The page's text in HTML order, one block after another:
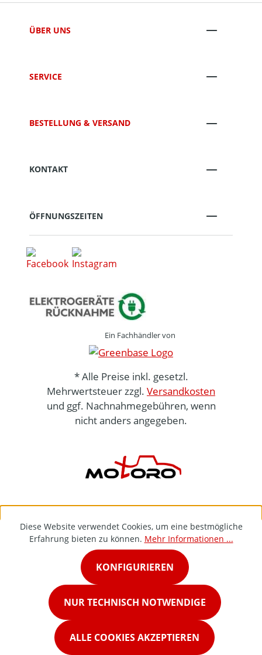
ÜBER UNS
SERVICE
BESTELLUNG & VERSAND
KONTAKT
ÖFFNUNGSZEITEN
Ein Fachhändler von
* Alle Preise inkl. gesetzl.
Mehrwertsteuer zzgl. Versandkosten
und ggf. Nachnahmegebühren, wenn
nicht anders angegeben.
Diese Website verwendet Cookies, um eine bestmögliche
Erfahrung bieten zu können. Mehr Informationen ...
NUR TECHNISCH NOTWENDIGE
KONFIGURIEREN
ALLE COOKIES AKZEPTIEREN